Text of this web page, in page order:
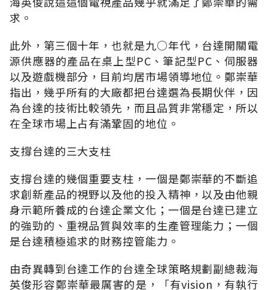
求。
此外，第三個十年，也就是九○年代，台達開關電
源供應器的產品在桌上型PC、筆記型PC、伺服器
以及遊戲機部分，目前均居市場領導地位。鄭崇華
指出，幾乎所有的大廠都把台達選為長期伙伴，因
為台達的技術比較領先，而且品質非常穩定，所以
在全球市場上占有滿鞏固的地位。
支撐台達的三大支柱
支撐台達的幾個重要支柱，一個是鄭崇華的不斷追
求創新產品的視野以及他的投入精神，以及由他親
身示範所養成的台達企業文化；一個是台達已建立
的強勁的、重視品質與效率的生產管理能力；一個
是台達積極追求的財務控管能力。
由奇異轉到台達工作的台達全球策略規劃副總裁海
英俊形容鄭崇華最厲害的是，「有vision，有執行